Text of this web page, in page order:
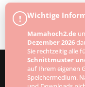
« Older Entries
Designed by
! Wichtige
Mamahoch2.de
Dezember 2026
Sie rechtzeitig alle
Schnittmuster
auf Ihrem eigenen
Speichermedium.